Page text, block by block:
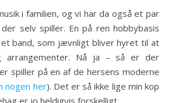
i familien, og vi har da også et par
selv spiller. En på ren hobbybasis
band, som jævnligt bliver hyret til at
arrangementer. Nå ja – så er der
spiller på en af de hersens moderne
nogen her). Det er så ikke lige min kop
er jo heldigvis forskelligt.